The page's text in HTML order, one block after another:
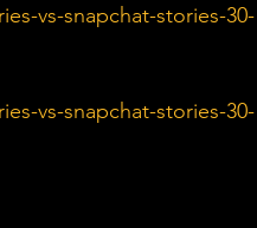
vs-snapchat-stories-30-
vs-snapchat-stories-30-